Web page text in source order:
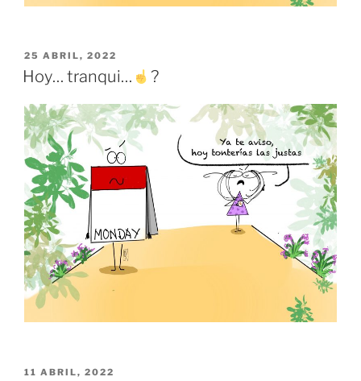
PUBLICADO
EL
25 ABRIL, 2022
Hoy… tranqui… ?
PUBLICADO
11 ABRIL, 2022